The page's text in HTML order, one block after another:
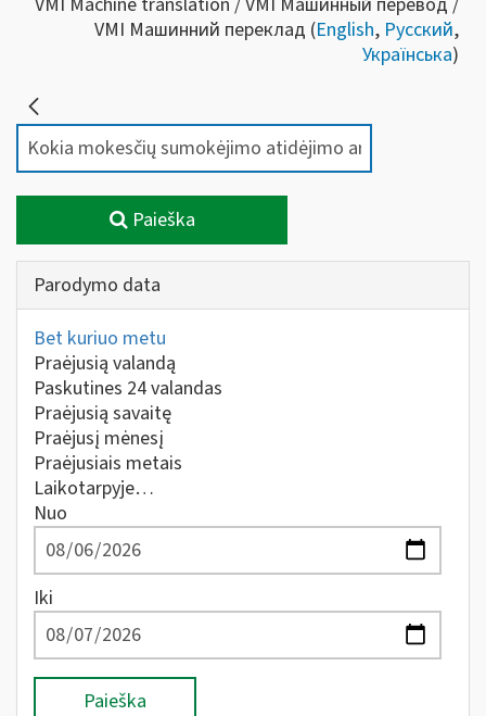
VMI Машинний переклад (English, Русский,
Українська)
Paieška
Parodymo data
Bet kuriuo metu
Praėjusią valandą
Paskutines 24 valandas
Praėjusią savaitę
Praėjusį mėnesį
Praėjusiais metais
Laikotarpyje…
Nuo
Iki
Paieška